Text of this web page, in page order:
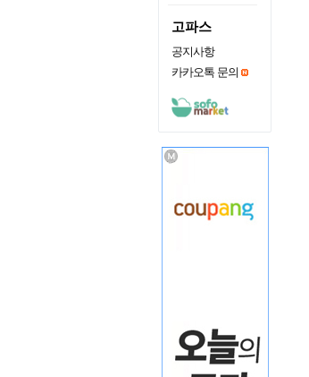
고파스
공지사항
카카오톡 문의